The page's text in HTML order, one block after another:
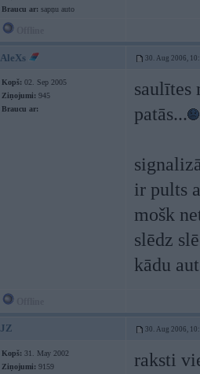
Braucu ar: sapņu auto
AleXs 30. Aug 2006,
Kopš: 02. Sep 2005
Ziņojumi: 945
Braucu ar:
saulītes
patās...
ir pults
mošk
slēdz
kādu
JZ 30. Aug 2006,
Kopš: 31. May 2002
Ziņojumi: 9159
raksti